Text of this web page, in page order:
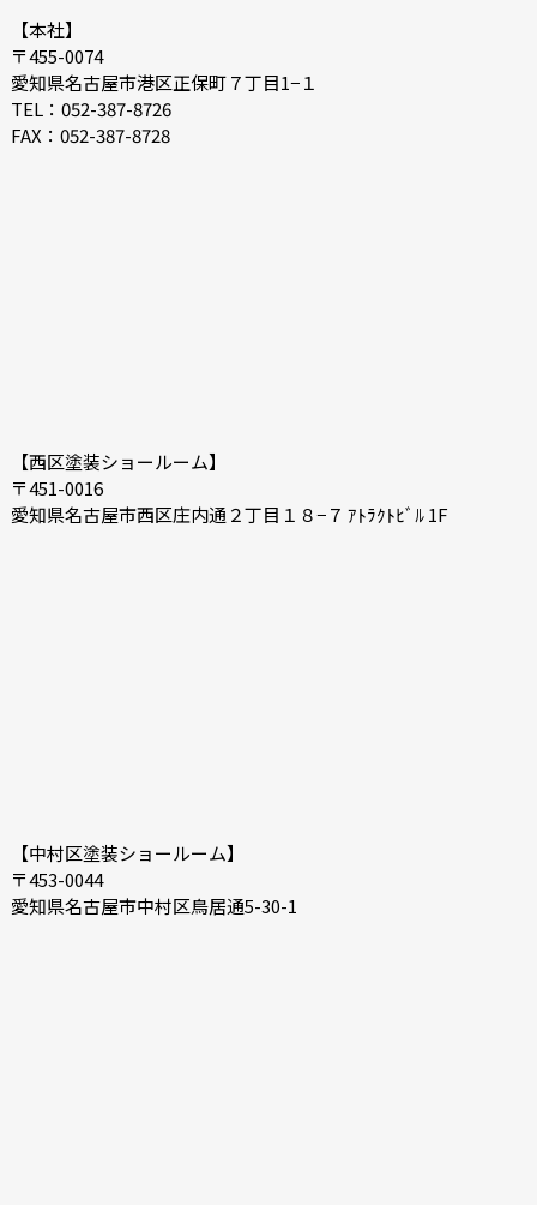
2021-06
2021-04
2021-02
【本社】
〒455-0074
愛知県名古屋市港区正保町７丁目1−１
TEL：052-387-8726
FAX：052-387-8728
【西区塗装ショールーム】
〒451-0016
愛知県名古屋市西区庄内通２丁目１８−７ ｱﾄﾗｸﾄﾋﾞﾙ 1F
【中村区塗装ショールーム】
〒453-0044
愛知県名古屋市中村区鳥居通5-30-1